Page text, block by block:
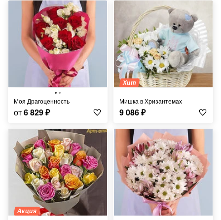
Моя Драгоценность
от6 829₽
Хит
Мишка в Хризантемах
9 086₽
Акция